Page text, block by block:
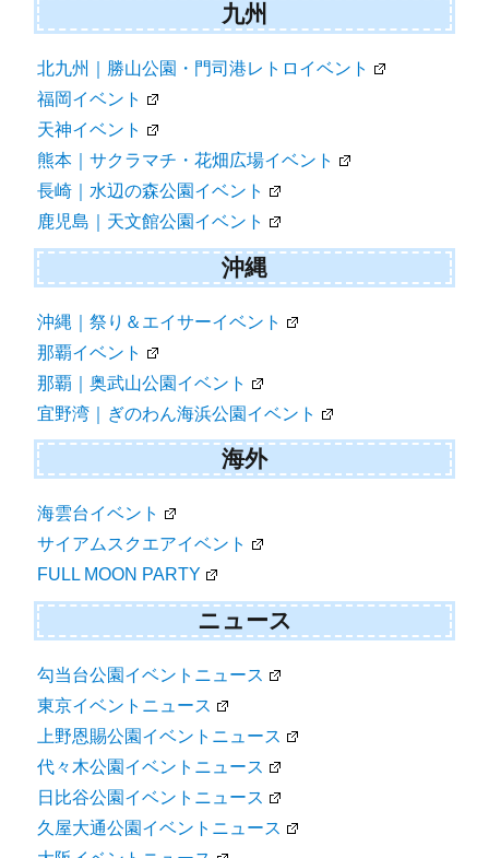
九州
北九州｜勝山公園・門司港レトロイベント
福岡イベント
天神イベント
熊本｜サクラマチ・花畑広場イベント
長崎｜水辺の森公園イベント
鹿児島｜天文館公園イベント
沖縄
沖縄｜祭り＆エイサーイベント
那覇イベント
那覇｜奥武山公園イベント
宜野湾｜ぎのわん海浜公園イベント
海外
海雲台イベント
サイアムスクエアイベント
FULL MOON PARTY
ニュース
勾当台公園イベントニュース
東京イベントニュース
上野恩賜公園イベントニュース
代々木公園イベントニュース
日比谷公園イベントニュース
久屋大通公園イベントニュース